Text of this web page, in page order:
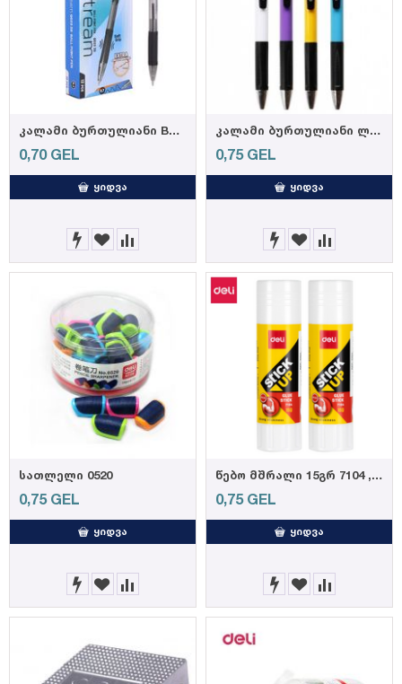
კალამი ბურთულიანი Bullet tip 0.7mm BLACK Q02320,DELI
0,70 GEL
ᲧᲘᲓᲕᲐ
კალამი ბურთულიანი ლურჯი # S303 (DELI) (6935205323576)
0,75 GEL
ᲧᲘᲓᲕᲐ
სათლელი 0520
0,75 GEL
ᲧᲘᲓᲕᲐ
წებო მშრალი 15გრ 7104 , DELI
0,75 GEL
ᲧᲘᲓᲕᲐ